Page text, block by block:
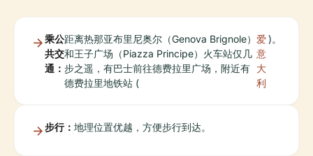
乘公
共交
通：
距离热那亚布里尼奥尔（Genova Brignole）
和王子广场（Piazza Principe）火车站仅几
步之遥，有巴士前往德费拉里广场，附近有
德费拉里地铁站 (
爱
意
大
利
)。
步行： 地理位置优越，方便步行到达。